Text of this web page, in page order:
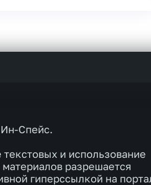
Спейс.
и использование
разрешается
гиперссылкой на